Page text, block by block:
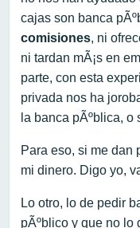
cajas son banca
comisiones, ni
ni tardan mÃ¡s en
parte, con esta
privada nos ha
la banca pÃºblica,
Para eso, si me dan
mi dinero. Digo yo,
Lo otro, lo de pedir
pÃºblico y que no lo